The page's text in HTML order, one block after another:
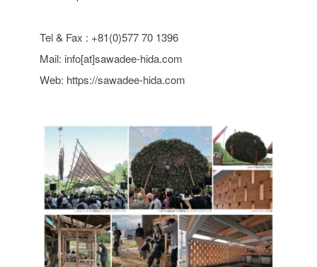
Tel & Fax : +81(0)577 70 1396
Mail: info[at]sawadee-hida.com
Web: https://sawadee-hida.com